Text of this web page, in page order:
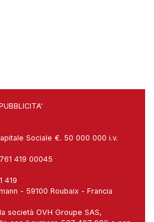
Sociale €. 50 000 000 i.v.
419 00045
419
- 59100 Roubaix - Francia
società OVH Groupe SAS,